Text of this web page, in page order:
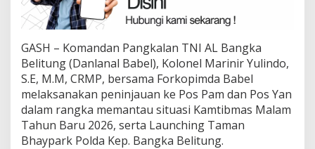
Tahun
2026
GASH – Komandan Pangkalan TNI AL Bangka
Belitung (Danlanal Babel), Kolonel Marinir Yulindo,
S.E, M.M, CRMP, bersama Forkopimda Babel
melaksanakan peninjauan ke Pos Pam dan Pos Yan
dalam rangka memantau situasi Kamtibmas Malam
Tahun Baru 2026, serta Launching Taman
Bhaypark Polda Kep. Bangka Belitung.